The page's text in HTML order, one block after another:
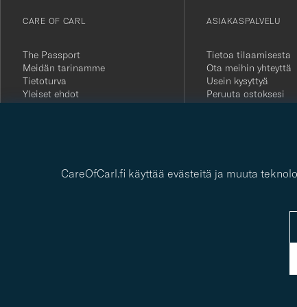
CareOfCarl.fi käyttää evästeitä ja muuta
vårt
CARE OF CARL
The Passport
Meidän tarinamme
Tietoturva
Yleiset ehdot
Lehdistö
ASIAKASPALVELU
Tietoa tilaamisesta
Ota meihin yhteyttä
Usein kysyttyä
Peruuta ostoksesi
Asiakkaiden